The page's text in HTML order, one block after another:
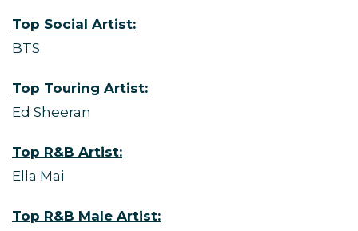
Top Social Artist:
BTS
Top Touring Artist:
Ed Sheeran
Top R&B Artist:
Ella Mai
Top R&B Male Artist: